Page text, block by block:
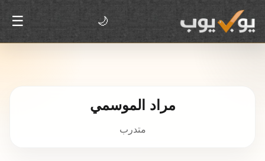
🌙
☰
مراد الموسمي
متدرب